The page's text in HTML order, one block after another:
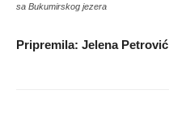
sa Bukumirskog jezera
Pripremila: Jelena Petrović